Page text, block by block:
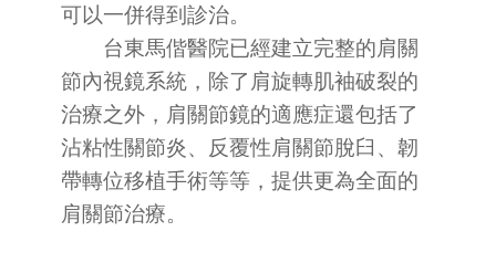
可以一併得到診治。
台東馬偕醫院已經建立完整的肩關
節內視鏡系統，除了肩旋轉肌袖破裂的
治療之外，肩關節鏡的適應症還包括了
沾粘性關節炎、反覆性肩關節脫臼、韌
帶轉位移植手術等等，提供更為全面的
肩關節治療。